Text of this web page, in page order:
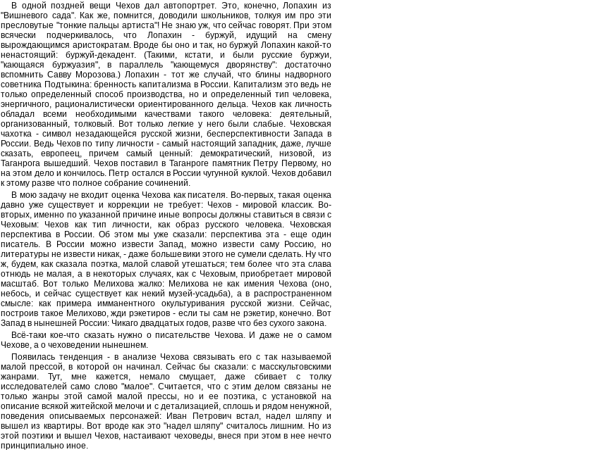
В одной поздней вещи Чехов дал автопортрет. Это, конечно, Лопахин из
"Вишневого сада". Как же, помнится, доводили школьников, толкуя им про эти
пресловутые "тонкие пальцы артиста"! Не знаю уж, что сейчас говорят. При этом
всячески подчеркивалось, что Лопахин - буржуй, идущий на смену
вырождающимся аристократам. Вроде бы оно и так, но буржуй Лопахин какой-то
ненастоящий: буржуй-декадент. (Такими, кстати, и были русские буржуи,
"кающаяся буржуазия", в параллель "кающемуся дворянству": достаточно
вспомнить Савву Морозова.) Лопахин - тот же случай, что блины надворного
советника Подтыкина: бренность капитализма в России. Капитализм это ведь не
только определенный способ производства, но и определенный тип человека,
энергичного, рационалистически ориентированного дельца. Чехов как личность
обладал всеми необходимыми качествами такого человека: деятельный,
организованный, толковый. Вот только легкие у него были слабые. Чеховская
чахотка - символ незадающейся русской жизни, бесперспективности Запада в
России. Ведь Чехов по типу личности - самый настоящий западник, даже, лучше
сказать, европеец, причем самый ценный: демократический, низовой, из
Таганрога вышедший. Чехов поставил в Таганроге памятник Петру Первому, но
на этом дело и кончилось. Петр остался в России чугунной куклой. Чехов добавил
к этому разве что полное собрание сочинений.
В мою задачу не входит оценка Чехова как писателя. Во-первых, такая оценка
давно уже существует и коррекции не требует: Чехов - мировой классик. Во-
вторых, именно по указанной причине иные вопросы должны ставиться в связи с
Чеховым: Чехов как тип личности, как образ русского человека. Чеховская
перспектива в России. Об этом мы уже сказали: перспектива эта - еще один
писатель. В России можно извести Запад, можно извести саму Россию, но
литературы не извести никак, - даже большевики этого не сумели сделать. Ну что
ж, будем, как сказала поэтка, малой славой утешаться; тем более что эта слава
отнюдь не малая, а в некоторых случаях, как с Чеховым, приобретает мировой
масштаб. Вот только Мелихова жалко: Мелихова не как имения Чехова (оно,
небось, и сейчас существует как некий музей-усадьба), а в распространенном
смысле: как примера имманентного окультуривания русской жизни. Сейчас,
построив такое Мелихово, жди рэкетиров - если ты сам не рэкетир, конечно. Вот
Запад в нынешней России: Чикаго двадцатых годов, разве что без сухого закона.
Всё-таки кое-что сказать нужно о писательстве Чехова. И даже не о самом
Чехове, а о чеховедении нынешнем.
Появилась тенденция - в анализе Чехова связывать его с так называемой
малой прессой, в которой он начинал. Сейчас бы сказали: с масскультовскими
жанрами. Тут, мне кажется, немало смущает, даже сбивает с толку
исследователей само слово "малое". Считается, что с этим делом связаны не
только жанры этой самой малой прессы, но и ее поэтика, с установкой на
описание всякой житейской мелочи и с детализацией, сплошь и рядом ненужной,
поведения описываемых персонажей: Иван Петрович встал, надел шляпу и
вышел из квартиры. Вот вроде как это "надел шляпу" считалось лишним. Но из
этой поэтики и вышел Чехов, настаивают чеховеды, внеся при этом в нее нечто
принципиально иное.